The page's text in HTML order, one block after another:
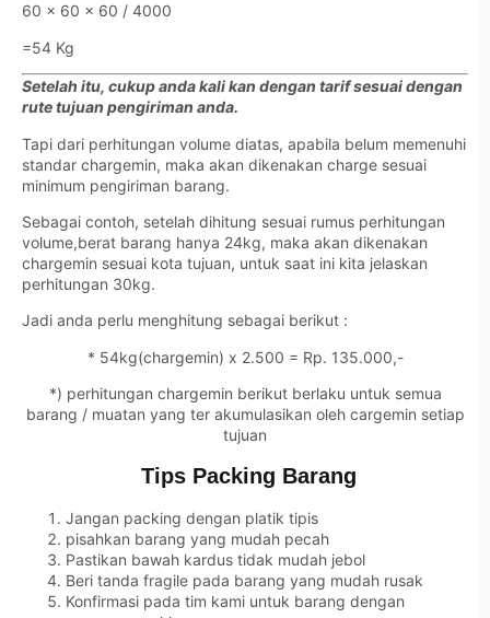
60 x 60 x 60 / 4000
=54 Kg
Setelah itu, cukup anda kali kan dengan tarif sesuai dengan
rute tujuan pengiriman anda.
Tapi dari perhitungan volume diatas, apabila belum memenuhi
standar chargemin, maka akan dikenakan charge sesuai
minimum pengiriman barang.
Sebagai contoh, setelah dihitung sesuai rumus perhitungan
volume,berat barang hanya 24kg, maka akan dikenakan
chargemin sesuai kota tujuan, untuk saat ini kita jelaskan
perhitungan 30kg.
Jadi anda perlu menghitung sebagai berikut :
* 54kg(chargemin) x 2.500 = Rp. 135.000,-
*) perhitungan chargemin berikut berlaku untuk semua
barang / muatan yang ter akumulasikan oleh cargemin setiap
tujuan
Tips Packing Barang
Jangan packing dengan platik tipis
pisahkan barang yang mudah pecah
Pastikan bawah kardus tidak mudah jebol
Beri tanda fragile pada barang yang mudah rusak
Konfirmasi pada tim kami untuk barang dengan